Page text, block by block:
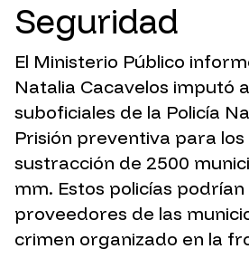
Seguridad
El Ministerio Público
Natalia Cacavelos imputó
suboficiales de la Policía
Prisión preventiva para
sustracción de 2500
mm. Estos policías podrían
proveedores de las
crimen organizado en la